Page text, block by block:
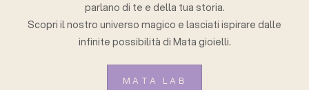
parlano di te e della tua storia.
Scopri il nostro universo magico e lasciati ispirare dalle
infinite possibilità di Mata gioielli.
MATA LAB